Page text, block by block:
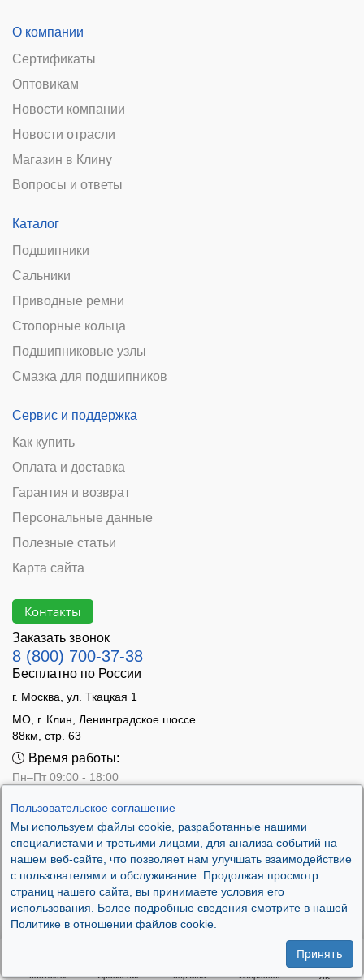
Пользовательское соглашение
Мы используем файлы cookie, разработанные нашими
специалистами и третьими лицами, для анализа событий на
нашем веб-сайте, что позволяет нам улучшать взаимодействие
с пользователями и обслуживание. Продолжая просмотр
страниц нашего сайта, вы принимаете условия его
использования. Более подробные сведения смотрите в нашей
Политике в отношении файлов cookie.
Принять
О компании
Сертификаты
Оптовикам
Новости компании
Новости отрасли
Магазин в Клину
Вопросы и ответы
Каталог
Подшипники
Сальники
Приводные ремни
Стопорные кольца
Подшипниковые узлы
Смазка для подшипников
Сервис и поддержка
Как купить
Оплата и доставка
Гарантия и возврат
Персональные данные
Полезные статьи
Карта сайта
Контакты
Заказать звонок
8 (800) 700-37-38
Бесплатно по России
г. Москва, ул. Ткацкая 1
МО, г. Клин, Ленинградское шоссе
88км, стр. 63
Время работы:
Пн–Пт 09:00 - 18:00
Вс - выходной
Контакты Сравнение Корзина Избранное ЛК